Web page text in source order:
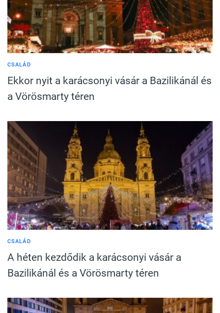
CSALÁD
Ekkor nyit a karácsonyi vásár a Bazilikánál és
a Vörösmarty téren
CSALÁD
A héten kezdődik a karácsonyi vásár a
Bazilikánál és a Vörösmarty téren